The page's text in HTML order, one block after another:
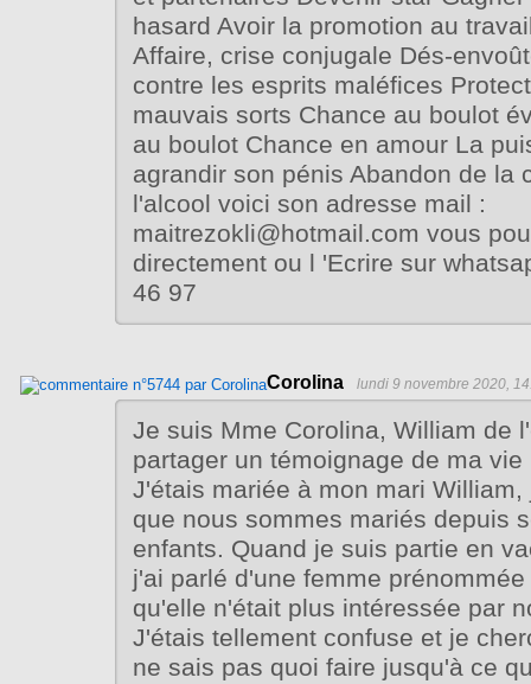
hasard Avoir la promotion au
Affaire, crise conjugale Dés-
contre les esprits maléfices
mauvais sorts Chance au boulot
au boulot Chance en amour La
agrandir son pénis Abandon de la
l'alcool voici son adresse mail :
maitrezokli@hotmail.com vous
directement ou l 'Ecrire sur
46 97
Corolina lundi 9 novembre 2020,
Je suis Mme Corolina, William de
partager un témoignage de ma
J'étais mariée à mon mari
que nous sommes mariés depuis
enfants. Quand je suis partie en
j'ai parlé d'une femme
qu'elle n'était plus intéressée par
J'étais tellement confuse et je
ne sais pas quoi faire jusqu'à ce